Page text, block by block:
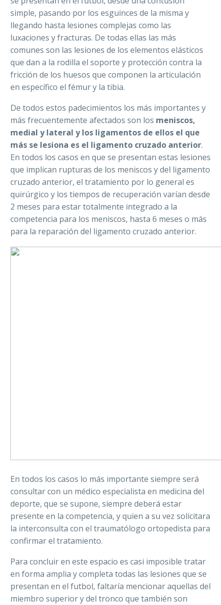
simple, pasando por los esguinces de la misma y
llegando hasta lesiones complejas como las
luxaciones y fracturas. De todas ellas las más
comunes son las lesiones de los elementos elásticos
que dan a la rodilla el soporte y protección contra la
fricción de los huesos que componen la articulación
en específico el fémur y la tibia.
De todos estos padecimientos los más importantes y
más frecuentemente afectados son los meniscos,
medial y lateral y los ligamentos de ellos el que
más se lesiona es el ligamento cruzado anterior.
En todos los casos en que se presentan estas lesiones
que implican rupturas de los meniscos y del ligamento
cruzado anterior, el tratamiento por lo general es
quirúrgico y los tiempos de recuperación varían desde
2 meses para estar totalmente integrado a la
competencia para los meniscos, hasta 6 meses o más
para la reparación del ligamento cruzado anterior.
En todos los casos lo más importante siempre será
consultar con un médico especialista en medicina del
deporte, que se supone, siempre deberá estar
presente en la competencia, y quien a su vez solicitara
la interconsulta con el traumatólogo ortopedista para
confirmar el tratamiento.
Para concluir en este espacio es casi imposible tratar
en forma amplia y completa todas las lesiones que se
presentan en el futbol, faltaría mencionar aquellas del
miembro superior y del tronco que también son